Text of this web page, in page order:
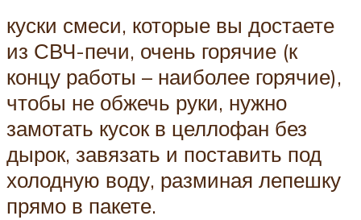
куски смеси, которые вы достаете
из СВЧ-печи, очень горячие (к
концу работы – наиболее горячие),
чтобы не обжечь руки, нужно
замотать кусок в целлофан без
дырок, завязать и поставить под
холодную воду, разминая лепешку
прямо в пакете.